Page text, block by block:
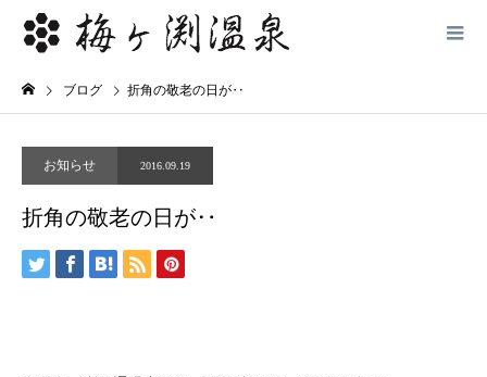
ブログ 折角の敬老の日が‥
お知らせ 2016.09.19
折角の敬老の日が‥